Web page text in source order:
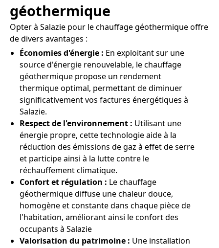
géothermique
Opter à Salazie pour le chauffage géothermique offre
de divers avantages :
Économies d'énergie : En exploitant sur une
source d'énergie renouvelable, le chauffage
géothermique propose un rendement
thermique optimal, permettant de diminuer
significativement vos factures énergétiques à
Salazie.
Respect de l'environnement : Utilisant une
énergie propre, cette technologie aide à la
réduction des émissions de gaz à effet de serre
et participe ainsi à la lutte contre le
réchauffement climatique.
Confort et régulation : Le chauffage
géothermique diffuse une chaleur douce,
homogène et constante dans chaque pièce de
l'habitation, améliorant ainsi le confort des
occupants à Salazie
Valorisation du patrimoine : Une installation